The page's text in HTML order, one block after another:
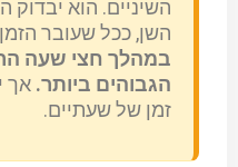
השיניים. הוא
השן, ככל שעובר
במהלך חצי שעה
הגבוהים ביותר. אך
זמן של שעתיים.